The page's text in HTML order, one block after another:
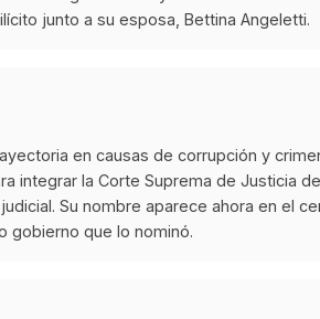
junto a su esposa, Bettina Angeletti.
en causas de corrupción y
integrar la Corte Suprema de Justicia
Su nombre aparece ahora en el
gobierno que lo nominó.